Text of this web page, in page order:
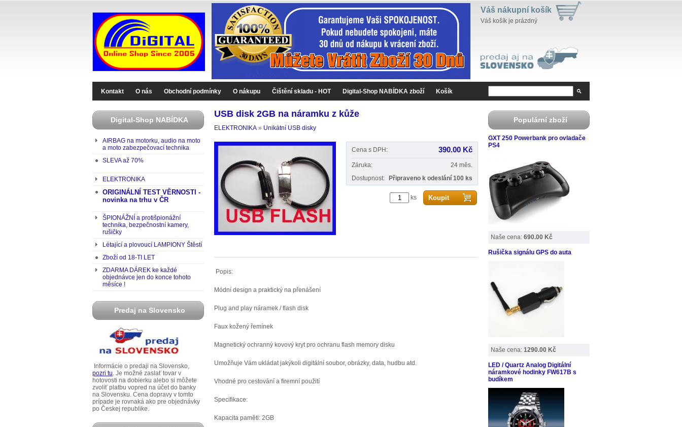
Váš nákupní košík
Váš košík je prázdný
Kontakt O nás Obchodní podmínky O nákupu Čištění skladu - HOT Digital-Shop NABÍDKA zboží Košík
Digital-Shop NABÍDKA
AIRBAG na motorku, audio na moto
a moto zabezpečovací technika
SLEVA až 70%
ELEKTRONIKA
ORIGINÁLNÍ TEST VĚRNOSTI -
novinka na trhu v ČR
ŠPIONÁŽNÍ a protišpionážní
technika, bezpečnostní kamery,
rušičky
Létající a plovoucí LAMPIONY Štěstí
Zboží od 18-TI LET
ZDARMA DÁREK ke každé
objednávce jen do konce tohoto
měsíce !
Predaj na Slovensko
Informácie o predaji na Slovensko,
pozri tu. Je možné zaslať tovar v
hotovosti na dobierku alebo si môžete
zvoliť platbu vopred na účet do banky
na Slovensku. Cena dopravy v tomto
prípade je rovnaká ako pre objednávky
po Českej republike.
USB disk 2GB na náramku z kůže
ELEKTRONIKA » Unikátní USB disky
Cena s DPH: 390.00 Kč
Záruka:
24 měs.
Dostupnost:
Připraveno k odeslání 100 ks
ks
Popis:
Módní design a praktický na přenášení
Plug and play náramek / flash disk
Faux kožený řemínek
Magnetický ochranný kovový kryt pro ochranu flash memory disku
Umožňuje Vám ukládat jakýkoli digitální soubor, obrázky, data, hudbu atd.
Vhodné pro cestování a firemní použití
Specifikace:
Kapacita paměti: 2GB
Populární zboží
GXT 250 Powerbank pro ovladače
PS4
Naše cena: 690.00 Kč
Rušička signálu GPS do auta
Naše cena: 1290.00 Kč
LED / Quartz Analog Digitální
náramkové hodinky FW617B s
budíkem